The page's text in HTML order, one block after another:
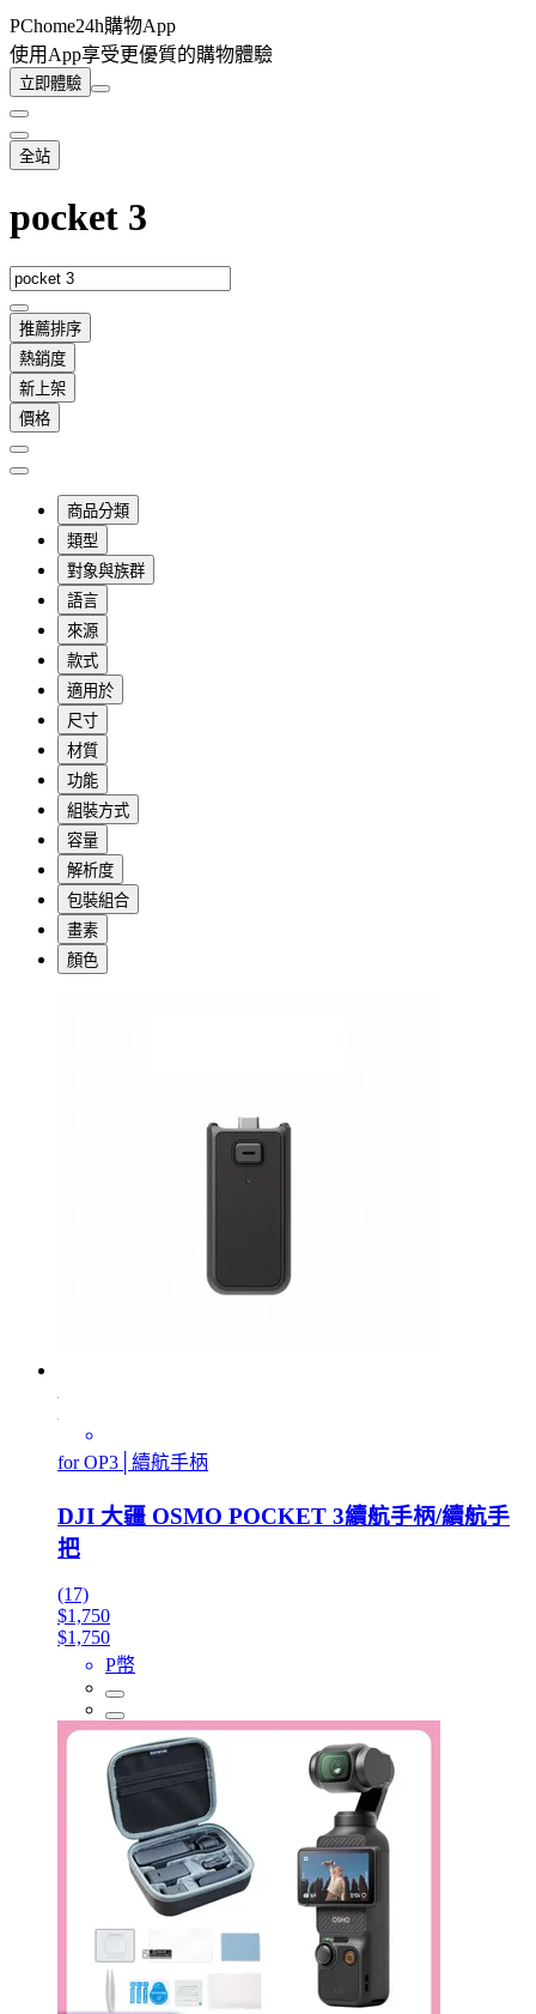
PChome24h購物App
使用App享受更優質的購物體驗
立即體驗
全站
pocket 3
推薦排序
熱銷度
新上架
價格
商品分類
類型
對象與族群
語言
來源
款式
適用於
尺寸
材質
功能
組裝方式
容量
解析度
包裝組合
畫素
顏色
for OP3│續航手柄
DJI 大疆 OSMO POCKET 3續航手柄/續航手
把
(17)
$1,750
$1,750
P幣